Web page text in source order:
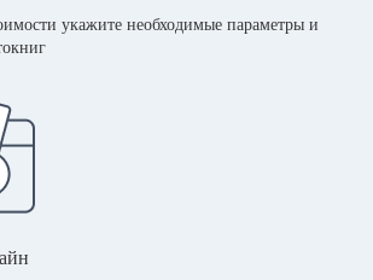
укажите необходимые параметры и